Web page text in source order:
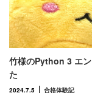
竹様のPython 3 エ
た
2024.7.5 合格体験記